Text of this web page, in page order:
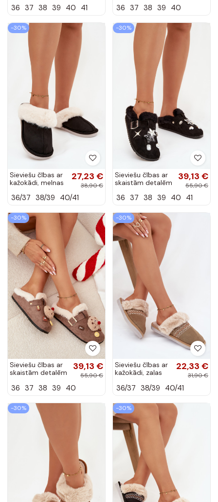
sprādzēm,
Thalora
36 37 38 39 40 41 36 37 38 39 40
-30%
Sieviešu čības ar
kažokādi, melnas
27,23 €
38,90 €
36/37 38/39 40/41
-30%
Sieviešu čības ar
skaistām detalēm
siltinātas ar
melnas...
39,13 €
55,90 €
36 37 38 39 40 41
-30%
Sieviešu čības ar
skaistām detalēm
siltinātas ar
brūnas...
39,13 €
55,90 €
36 37 38 39 40
-30%
Sieviešu čības ar
kažokādi, zaļas
Devianne"
22,33 €
31,90 €
36/37 38/39 40/41
-30% -30%